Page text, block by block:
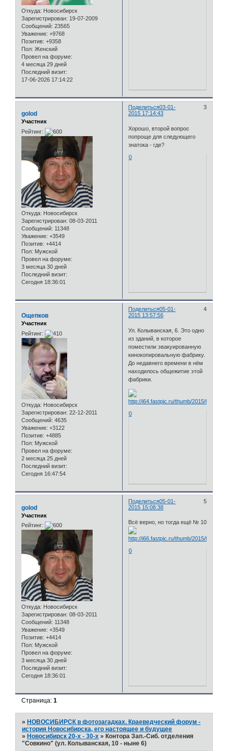
Откуда: Новосибирск
Зарегистрирован: 19-07-2009
Сообщений: 23565
Уважение: +9768
Позитив: +9358
Пол: Женский
Провел на форуме:
4 месяца 29 дней
Последний визит:
17-06-2026 17:14:22
Поделиться 3
03-01-
2015 17:14:43
golod
Участник
Рейтинг:
Откуда: Новосибирск
Зарегистрирован: 08-03-2011
Сообщений: 11348
Уважение: +3549
Позитив: +4414
Пол: Мужской
Провел на форуме:
3 месяца 30 дней
Последний визит:
Сегодня 18:36:01
Хорошо, второй вопрос
попроще для следующего
знатока - где?
0
Поделиться 4
05-01-
2015 13:57:56
Ощепков
Участник
Рейтинг:
Откуда: Новосибирск
Зарегистрирован: 22-12-2011
Сообщений: 4635
Уважение: +3122
Позитив: +4885
Пол: Мужской
Провел на форуме:
2 месяца 25 дней
Последний визит:
Сегодня 16:47:54
Ул. Колыванская, 6. Это одно
из зданий, в которое
поместили эвакуированную
кинокопировальную фабрику.
До недавнего времени в нём
находилось общежитие этой
фабрики.
0
Поделиться 5
05-01-
2015 15:08:38
golod
Участник
Рейтинг:
Откуда: Новосибирск
Зарегистрирован: 08-03-2011
Сообщений: 11348
Уважение: +3549
Позитив: +4414
Пол: Мужской
Провел на форуме:
3 месяца 30 дней
Последний визит:
Сегодня 18:36:01
Всё верно, но тогда ещё № 10
0
Страница:1
»НОВОСИБИРСК в фотозагадках. Краеведческий форум -
история Новосибирска, его настоящее и будущее
»Новосибирск 20-х - 30-х »Контора Зап.-Сиб. отделения
"Совкино" (ул. Колыванская, 10 - ныне 6)